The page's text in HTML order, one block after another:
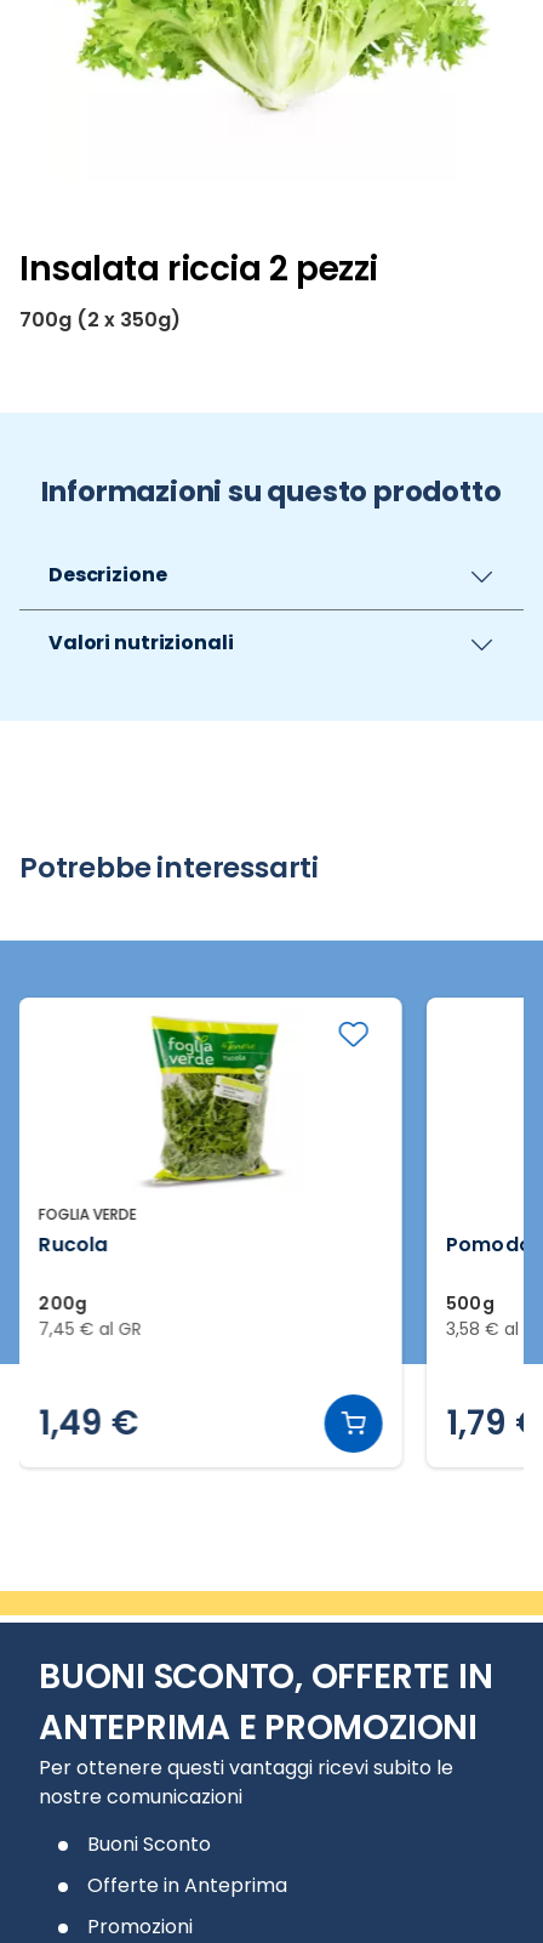
Insalata riccia 2 pezzi
700g (2 x 350g)
Informazioni su questo prodotto
Descrizione
Valori nutrizionali
Potrebbe interessarti
FOGLIA VERDE
Rucola
200g
7,45 € al GR
1,49 €
500g
3,58 € al
1,79 €
BUONI SCONTO, OFFERTE IN
ANTEPRIMA E PROMOZIONI
Per ottenere questi vantaggi ricevi subito le
nostre comunicazioni
Buoni Sconto
Offerte in Anteprima
Promozioni